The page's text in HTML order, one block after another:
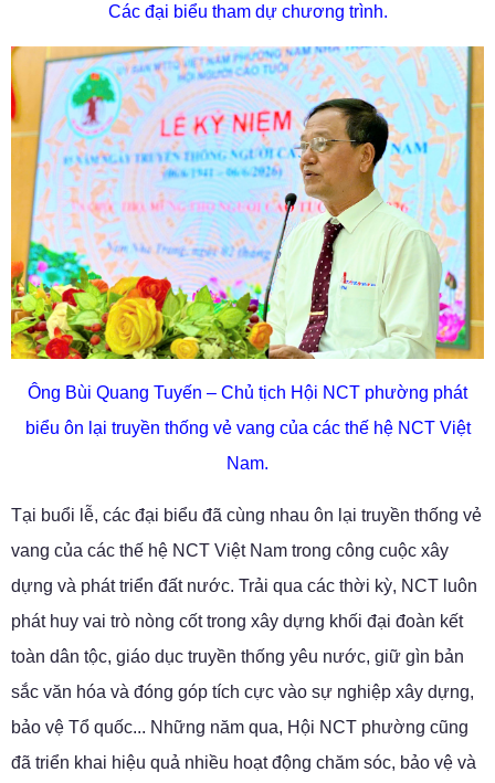
Các đại biểu tham dự chương trình.
Ông Bùi Quang Tuyến – Chủ tịch Hội NCT phường phát
biểu ôn lại truyền thống vẻ vang của các thế hệ NCT Việt
Nam.
Tại buổi lễ, các đại biểu đã cùng nhau ôn lại truyền thống vẻ
vang của các thế hệ NCT Việt Nam trong công cuộc xây
dựng và phát triển đất nước. Trải qua các thời kỳ, NCT luôn
phát huy vai trò nòng cốt trong xây dựng khối đại đoàn kết
toàn dân tộc, giáo dục truyền thống yêu nước, giữ gìn bản
sắc văn hóa và đóng góp tích cực vào sự nghiệp xây dựng,
bảo vệ Tổ quốc... Những năm qua, Hội NCT phường cũng
đã triển khai hiệu quả nhiều hoạt động chăm sóc, bảo vệ và